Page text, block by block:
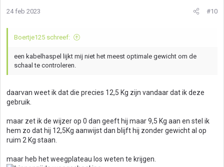
24 feb 2023 #10
Boertje125 schreef:
een kabelhaspel lijkt mij niet het meest optimale gewicht om de
schaal te controleren.
daarvan weet ik dat die precies 12,5 Kg zijn vandaar dat ik deze
gebruik.
maar zet ik de wijzer op 0 dan geeft hij maar 9,5 Kg aan en stel ik
hem zo dat hij 12,5Kg aanwijst dan blijft hij zonder gewicht al op
ruim 2 Kg staan.
maar heb het weegplateau los weten te krijgen.